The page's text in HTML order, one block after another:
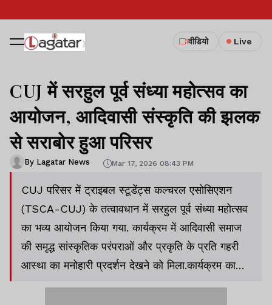
वीडियो Live
CUJ में सरहुल पूर्व संध्या महोत्सव का
आयोजन, आदिवासी संस्कृति की झलक
से सराबोर हुआ परिसर
By Lagatar News Mar 17, 2026 08:43 PM
CUJ परिसर में ट्राइबल स्टूडेंट्स कल्चरल एसोसिएशन
(TSCA-CUJ) के तत्वावधान में सरहुल पूर्व संध्या महोत्सव
का भव्य आयोजन किया गया. कार्यक्रम में आदिवासी समाज
की समृद्ध सांस्कृतिक परंपराओं और प्रकृति के प्रति गहरी
आस्था का मनोहारी प्रदर्शन देखने को मिला.कार्यक्रम का